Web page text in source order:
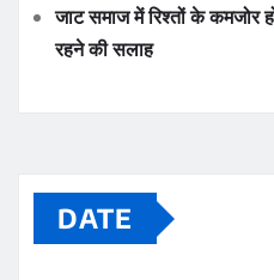
जाट समाज में रिश्तों के कमजोर
रहने की सलाह
DATE